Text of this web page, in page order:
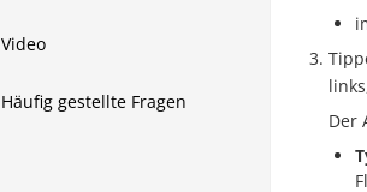
Video
Häufig gestellte Fragen
Der